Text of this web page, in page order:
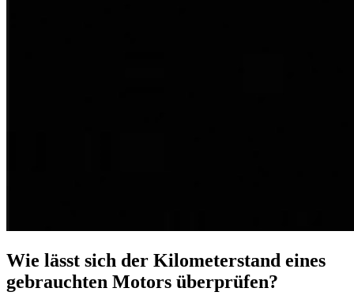
Wie lässt sich der Kilometerstand eines
gebrauchten Motors überprüfen?